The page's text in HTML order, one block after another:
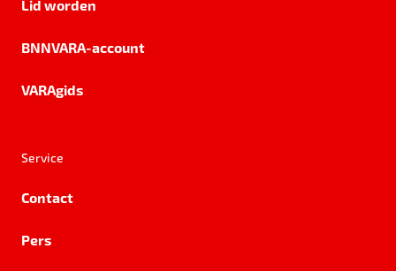
Lid worden
BNNVARA-account
VARAgids
Service
Contact
Pers